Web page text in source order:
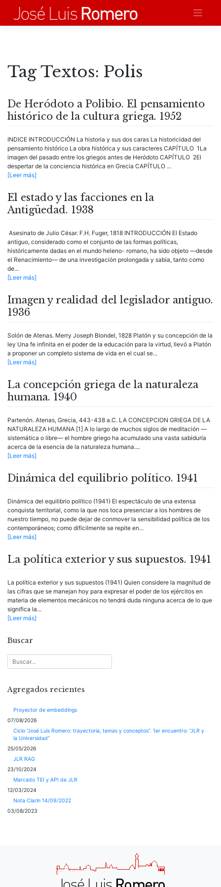
contenido
Tag Textos: Polis
De Heródoto a Polibio. El pensamiento
histórico de la cultura griega. 1952
INDICE INTRODUCCIÓN La historia y sus dos caras La historicidad del
pensamiento histórico La obra histórica y sus caracteres CAPÍTULO 1La
imagen del pasado entre los griegos antes de Heródoto CAPÍTULO 2El
despertar de la conciencia histórica en Grecia CAPÍTULO ...
[Leer más]
El estado y las facciones en la
Antigüedad. 1938
Asesinato de Julio César. F.H. Fuger, 1818 INTRODUCCIÓN El Estado
antiguo, considerado como el conjunto de las formas políticas,
históricamente dadas en el mundo heleno- romano, ha sido objeto —desde
el Renacimiento— de una investigación prolongada y sabia, tanto como
de...
[Leer más]
Imagen y realidad del legislador antiguo.
1936
Solón de Atenas. Merry Joseph Blondel, 1828 Platón y su concepción de la
ley Una fe infinita en el poder de la educación para la virtud, llevó a Platón
a proponer un completo sistema de vida en el cual se...
[Leer más]
La concepción griega de la naturaleza
humana. 1940
Partenón. Atenas, Grecia, 443-438 a.C. LA CONCEPCION GRIEGA DE LA
NATURALEZA HUMANA [1] A lo largo de muchos siglos de meditación —
sistemática o libre— el hombre griego ha acumulado una vasta sabiduría
acerca de la esencia de la naturaleza humana....
[Leer más]
Dinámica del equilibrio político. 1941
Dinámica del equilibrio político (1941) El espectáculo de una extensa
conquista territorial, como la que nos toca presenciar a los hombres de
nuestro tiempo, no puede dejar de conmover la sensibilidad política de los
contemporáneos; como difícilmente se repite en...
[Leer más]
La política exterior y sus supuestos. 1941
La política exterior y sus supuestos (1941) Quien considere la magnitud de
las cifras que se manejan hoy para expresar el poder de los ejércitos en
materia de elementos mecánicos no tendrá duda ninguna acerca de lo que
significa la...
[Leer más]
Buscar
Agregados recientes
Proyector de embeddings
07/08/2026
Ciclo “José Luis Romero: trayectoria, temas y conceptos”. 1er encuentro: “JLR y
la Universidad”
25/05/2026
JLR RAG
23/10/2024
Marcado TEI y API de JLR
12/03/2024
Nota Clarín 14/09/2022
03/08/2023